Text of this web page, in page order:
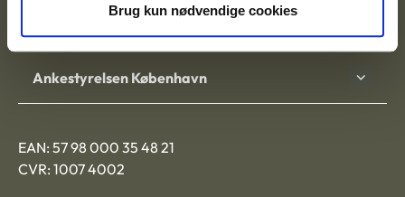
Brug kun nødvendige cookies
Ankestyrelsen København
EAN: 57 98 000 35 48 21
CVR: 1007 4002